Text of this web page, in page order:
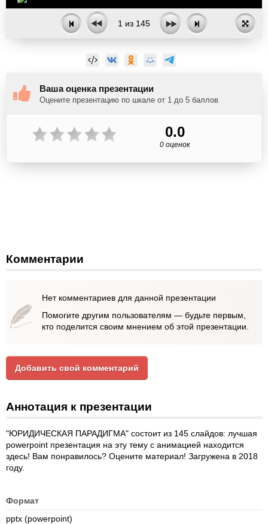
1 из 145
Ваша оценка презентации
Оцените презентацию по шкале от 1 до 5 баллов
0.0
0 оценок
Комментарии
Нет комментариев для данной презентации
Помогите другим пользователям — будьте первым,
кто поделится своим мнением об этой презентации.
Добавить свой комментарий
Аннотация к презентации
"ЮРИДИЧЕСКАЯ ПАРАДИГМА" состоит из 145 слайдов: лучшая
powerpoint презентация на эту тему с анимацией находится
здесь! Вам понравилось? Оцените материал! Загружена в 2018
году.
Формат
pptx (powerpoint)